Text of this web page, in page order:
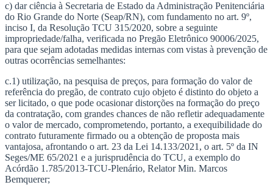
c) dar ciência à Secretaria de Estado da Administração Penitenciária
do Rio Grande do Norte (Seap/RN), com fundamento no art. 9º,
inciso I, da Resolução TCU 315/2020, sobre a seguinte
impropriedade/falha, verificada no Pregão Eletrônico 90006/2025,
para que sejam adotadas medidas internas com vistas à prevenção de
outras ocorrências semelhantes:
c.1) utilização, na pesquisa de preços, para formação do valor de
referência do pregão, de contrato cujo objeto é distinto do objeto a
ser licitado, o que pode ocasionar distorções na formação do preço
da contratação, com grandes chances de não refletir adequadamente
o valor de mercado, comprometendo, portanto, a exequibilidade do
contrato futuramente firmado ou a obtenção de proposta mais
vantajosa, afrontando o art. 23 da Lei 14.133/2021, o art. 5º da IN
Seges/ME 65/2021 e a jurisprudência do TCU, a exemplo do
Acórdão 1.785/2013-TCU-Plenário, Relator Min. Marcos
Bemquerer;